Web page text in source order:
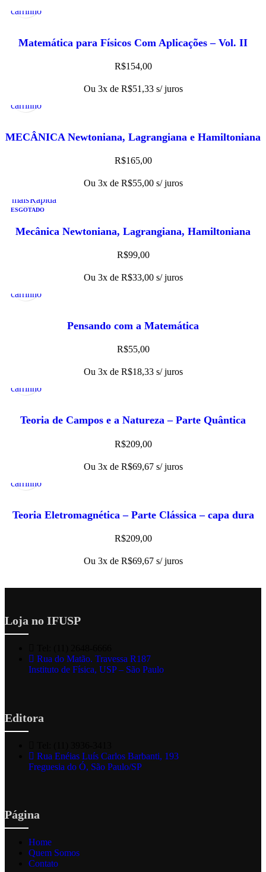
carrinho
Matemática para Físicos Com Aplicações – Vol. II
R$154,00
Ou 3x de R$51,33 s/ juros
carrinho
MECÂNICA Newtoniana, Lagrangiana e Hamiltoniana
R$165,00
Ou 3x de R$55,00 s/ juros
ESGOTADO
maisRápida
Mecânica Newtoniana, Lagrangiana, Hamiltoniana
R$99,00
Ou 3x de R$33,00 s/ juros
carrinho
Pensando com a Matemática
R$55,00
Ou 3x de R$18,33 s/ juros
carrinho
Teoria de Campos e a Natureza – Parte Quântica
R$209,00
Ou 3x de R$69,67 s/ juros
carrinho
Teoria Eletromagnética – Parte Clássica – capa dura
R$209,00
Ou 3x de R$69,67 s/ juros
Loja no IFUSP
Rua do Matão. Travessa R187
Instituto de Física, USP – São Paulo
Editora
Rua Enéias Luís Carlos Barbanti, 193
Freguesia do Ó, São Paulo/SP
Página
Home
Quem Somos
Contato